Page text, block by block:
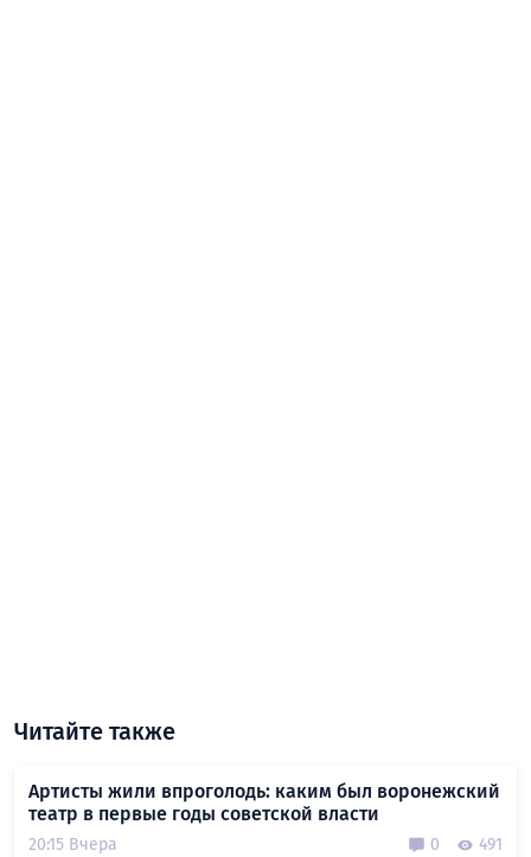
Читайте также
Артисты жили впроголодь: каким был воронежский
театр в первые годы советской власти
20:15 Вчера 0 491